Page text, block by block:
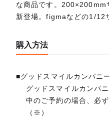
な商品です。200×200mm
新登場。figmaなどの1/12
購入方法
■グッドスマイルカンパニ
グッドスマイルカンパ
中のご予約の場合、必
（※）